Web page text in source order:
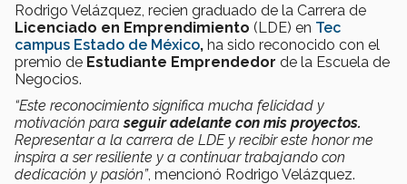
Rodrigo Velázquez, recien graduado de la Carrera de
Licenciado en Emprendimiento (LDE) en Tec
campus Estado de México, ha sido reconocido con el
premio de Estudiante Emprendedor de la Escuela de
Negocios.
“Este reconocimiento significa mucha felicidad y
motivación paraseguir adelante con mis proyectos.
Representar a la carrera de LDE y recibir este honor me
inspira a ser resiliente y a continuar trabajando con
dedicación y pasión”, mencionó Rodrigo Velázquez.